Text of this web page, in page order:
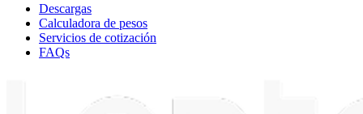
Descargas
Calculadora de pesos
Servicios de cotización
FAQs